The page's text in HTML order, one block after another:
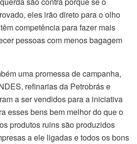
eles irão direto para o olho
competência para fazer mais
pessoas com menos bagagem
uma promessa de campanha,
refinarias da Petrobrás e
a ser vendidos para a iniciativa
esses bens bem melhor do que o
produtos ruins são produzidos
a ele ligadas e todos os bons